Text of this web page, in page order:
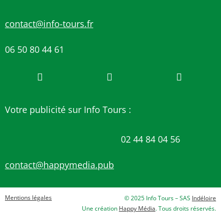
contact@info-tours.fr
06 50 80 44 61
Votre publicité sur Info Tours :
02 44 84 04 56
contact@happymedia.pub
Mentions légales © 2025 Info Tours – SAS Indéloire
Une création Happy Média. Tous droits réservés.